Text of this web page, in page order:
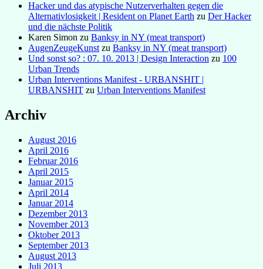
Hacker und das atypische Nutzerverhalten gegen die
Alternativlosigkeit | Resident on Planet Earth zu Der Hacker
und die nächste Politik
Karen Simon zu Banksy in NY (meat transport)
AugenZeugeKunst zu Banksy in NY (meat transport)
Und sonst so? : 07. 10. 2013 | Design Interaction zu 100
Urban Trends
Urban Interventions Manifest - URBANSHIT |
URBANSHIT zu Urban Interventions Manifest
Archiv
August 2016
April 2016
Februar 2016
April 2015
Januar 2015
April 2014
Januar 2014
Dezember 2013
November 2013
Oktober 2013
September 2013
August 2013
Juli 2013